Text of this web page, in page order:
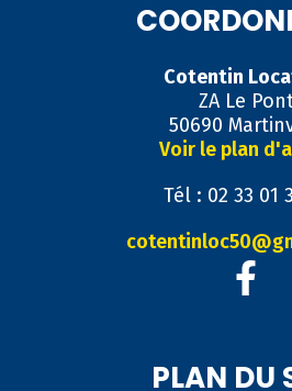
Cotentin
ZA Le
50690
Voir le plan
Tél : 02 33 01
PLAN DU